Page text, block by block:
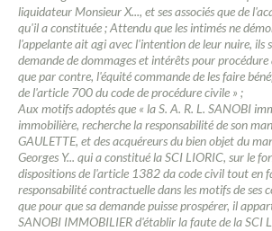
liquidateur Monsieur X..., et ses associés que de
qu'il a constituée ; Attendu que les intimés ne
l'appelante ait agi avec l'intention de leur nuire, ils
demande de dommages et intérêts pour
que par contre, l'équité commande de les faire
de l'article 700 du code de procédure civile » ;
Aux motifs adoptés que « la S. A. R. L. SANOBI
immobilière, recherche la responsabilité de son
GAULETTE, et des acquéreurs du bien objet du
Georges Y... qui a constitué la SCI LIORIC, sur le
dispositions de l'article 1382 da code civil tout en
responsabilité contractuelle dans les motifs de ses
que pour que sa demande puisse prospérer, il
SANOBI IMMOBILIER d'établir la faute de la SCI